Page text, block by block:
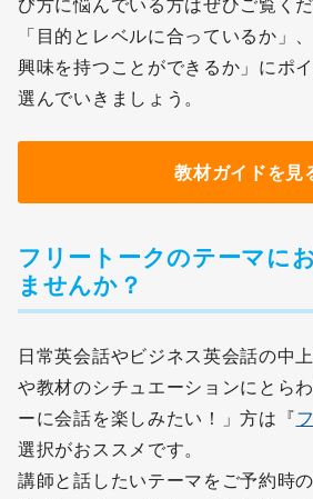
「目的とレベルに合っているか」
興味を持つことができるか」にポ
選んでいきましょう。
教材ガイドを見
フリートークのテーマに
ませんか？
日常英会話やビジネス英会話の中
や教材のシチュエーションにとら
ーに会話を楽しみたい！」方は『
選択がおススメです。
講師と話したいテーマをご予約時